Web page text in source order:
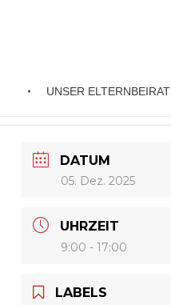
UNSER ELTERNBEIRAT
DATUM
05. Dez. 2025
UHRZEIT
9:00 - 17:00
LABELS